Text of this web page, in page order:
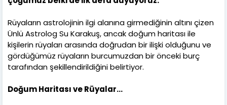
Rüyaların astrolojinin ilgi alanına girmediğinin altını çizen
Ünlü Astrolog Su Karakuş, ancak doğum haritası ile
kişilerin rüyaları arasında doğrudan bir ilişki olduğunu ve
gördüğümüz rüyaların burcumuzdan bir önceki burç
tarafından şekillendirildiğini belirtiyor.
Doğum Haritası ve Rüyalar…